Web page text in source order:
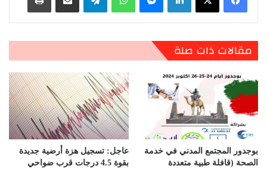
مقالات ذات صلة
بوجدور المجتمع المدني في خدمة
الصحة (قافلة طبية متعددة
عاجل: تسجيل هزة أرضية جديدة
بقوة 4.5 درجات قرب ضواحي